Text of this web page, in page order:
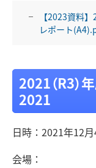
【2023資料
レポート
2021（R3）
2021
日時：2021年12
会場：